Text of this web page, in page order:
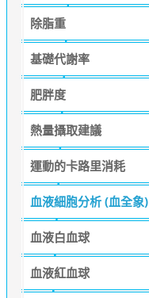
除脂重
基礎代謝率
肥胖度
熱量攝取建議
運動的卡路里消耗
血液細胞分析 (血全象)
血液白血球
血液紅血球